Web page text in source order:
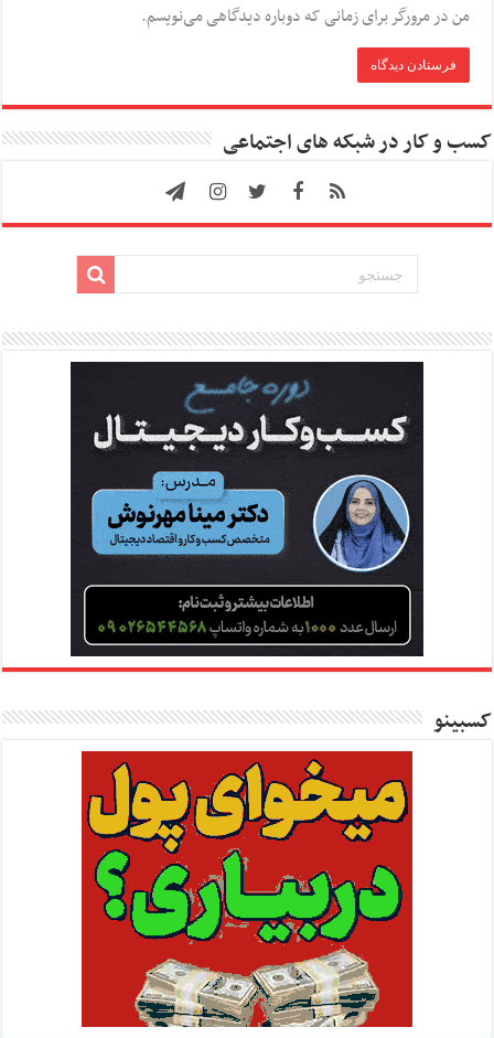
من در مرورگر برای زمانی که دوباره دیدگاهی می‌نویسم.
کسب و کار در شبکه های اجتماعی
کسبینو